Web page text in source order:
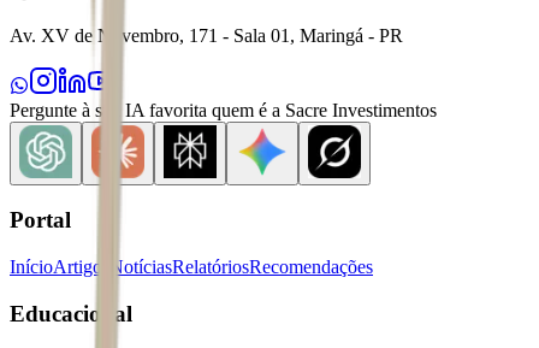
Av. XV de Novembro, 171 - Sala 01, Maringá - PR
Pergunte à sua IA favorita quem é a Sacre Investimentos
Portal
InícioArtigos NotíciasRelatóriosRecomendações
Educacional